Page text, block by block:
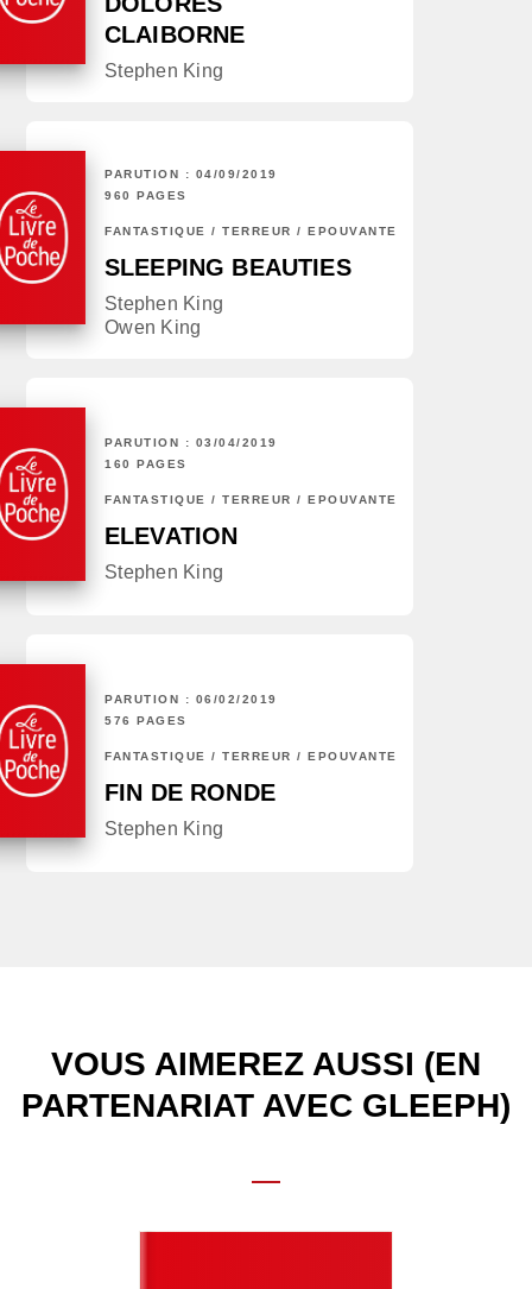
CLAIBORNE
Stephen King
PARUTION : 04/09/2019
960 PAGES
FANTASTIQUE / TERREUR / EPOUVANTE
SLEEPING BEAUTIES
Stephen King
Owen King
PARUTION : 03/04/2019
160 PAGES
FANTASTIQUE / TERREUR / EPOUVANTE
ELEVATION
Stephen King
PARUTION : 06/02/2019
576 PAGES
FANTASTIQUE / TERREUR / EPOUVANTE
FIN DE RONDE
Stephen King
VOUS AIMEREZ AUSSI (EN
PARTENARIAT AVEC GLEEPH)